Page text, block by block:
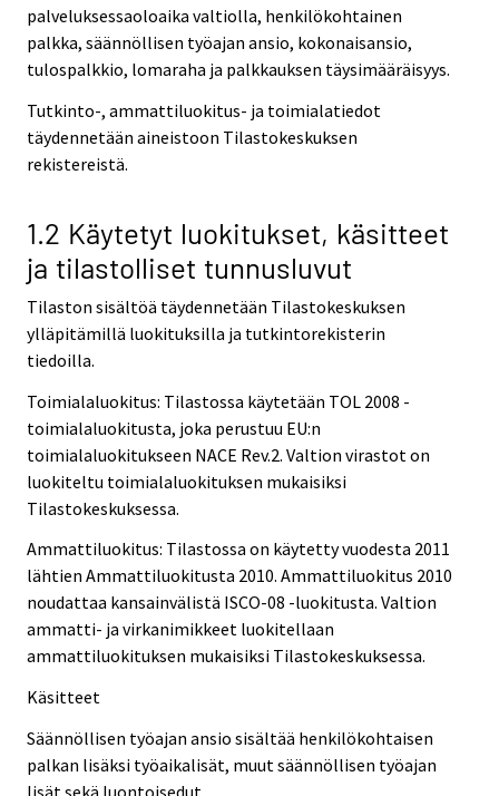
palveluksessaoloaika valtiolla, henkilökohtainen
palkka, säännöllisen työajan ansio, kokonaisansio,
tulospalkkio, lomaraha ja palkkauksen täysimääräisyys.
Tutkinto-, ammattiluokitus- ja toimialatiedot
täydennetään aineistoon Tilastokeskuksen
rekistereistä.
1.2 Käytetyt luokitukset, käsitteet
ja tilastolliset tunnusluvut
Tilaston sisältöä täydennetään Tilastokeskuksen
ylläpitämillä luokituksilla ja tutkintorekisterin
tiedoilla.
Toimialaluokitus: Tilastossa käytetään TOL 2008 -
toimialaluokitusta, joka perustuu EU:n
toimialaluokitukseen NACE Rev.2. Valtion virastot on
luokiteltu toimialaluokituksen mukaisiksi
Tilastokeskuksessa.
Ammattiluokitus: Tilastossa on käytetty vuodesta 2011
lähtien Ammattiluokitusta 2010. Ammattiluokitus 2010
noudattaa kansainvälistä ISCO-08 -luokitusta. Valtion
ammatti- ja virkanimikkeet luokitellaan
ammattiluokituksen mukaisiksi Tilastokeskuksessa.
Käsitteet
Säännöllisen työajan ansio sisältää henkilökohtaisen
palkan lisäksi työaikalisät, muut säännöllisen työajan